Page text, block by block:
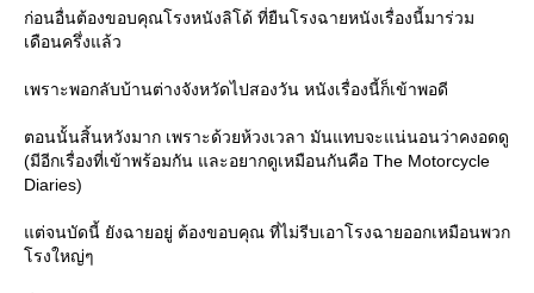
ก่อนอื่นต้องขอบคุณโรงหนังลิโด้ ที่ยืนโรงฉายหนังเรื่องนี้มาร่วม
เดือนครึ่งแล้ว
เพราะพอกลับบ้านต่างจังหวัดไปสองวัน หนังเรื่องนี้ก็เข้าพอดี
ตอนนั้นสิ้นหวังมาก เพราะด้วยห้วงเวลา มันแทบจะแน่นอนว่าคงอดดู
(มีอีกเรื่องที่เข้าพร้อมกัน และอยากดูเหมือนกันคือ The Motorcycle
Diaries)
ต่จนบัดนี้ ยังฉายอยู่ ต้องขอบคุณ ที่ไม่รีบเอาโรงฉายออกเหมือนพวก
รงใหญ่ๆ